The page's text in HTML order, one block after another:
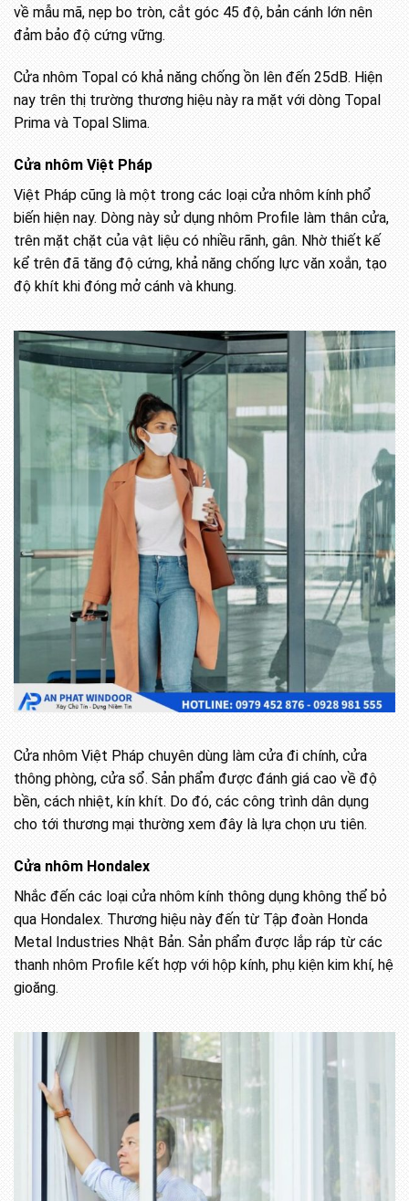
về mẫu mã, nẹp bo tròn, cắt góc 45 độ, bản cánh lớn nên
đảm bảo độ cứng vững.
Cửa nhôm Topal có khả năng chống ồn lên đến 25dB. Hiện
nay trên thị trường thương hiệu này ra mặt với dòng Topal
Prima và Topal Slima.
Cửa nhôm Việt Pháp
Việt Pháp cũng là một trong các loại cửa nhôm kính phổ
biến hiện nay. Dòng này sử dụng nhôm Profile làm thân cửa,
trên mặt chặt của vật liệu có nhiều rãnh, gân. Nhờ thiết kế
kể trên đã tăng độ cứng, khả năng chống lực văn xoắn, tạo
độ khít khi đóng mở cánh và khung.
Cửa nhôm Việt Pháp chuyên dùng làm cửa đi chính, cửa
thông phòng, cửa sổ. Sản phẩm được đánh giá cao về độ
bền, cách nhiệt, kín khít. Do đó, các công trình dân dụng
cho tới thương mại thường xem đây là lựa chọn ưu tiên.
Cửa nhôm Hondalex
Nhắc đến các loại cửa nhôm kính thông dụng không thể bỏ
qua Hondalex. Thương hiệu này đến từ Tập đoàn Honda
Metal Industries Nhật Bản. Sản phẩm được lắp ráp từ các
thanh nhôm Profile kết hợp với hộp kính, phụ kiện kim khí, hệ
gioăng.